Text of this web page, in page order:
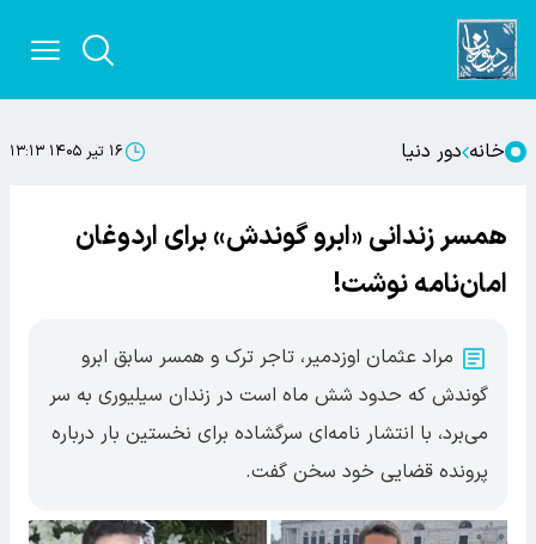
خانه دور دنیا ۱۶ تیر ۱۴۰۵ ۱۳:۱۳
همسر زندانی «ابرو گوندش» برای اردوغان
امان‌نامه نوشت!
مراد عثمان اوزدمیر، تاجر ترک و همسر سابق ابرو
گوندش که حدود شش ماه است در زندان سیلیوری به سر
می‌برد، با انتشار نامه‌ای سرگشاده برای نخستین بار درباره
پرونده قضایی خود سخن گفت.